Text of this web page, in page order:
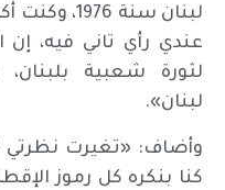
لبنان سنة
عندي رأي تاني فيه،
لثورة شعبية
لبنان».
وأضاف: «تغيرت نظرتي
كنا بنكره كل رموز